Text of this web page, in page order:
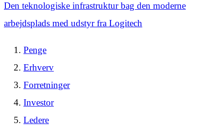
Den teknologiske infrastruktur bag den moderne
arbejdsplads med udstyr fra Logitech
Penge
Erhverv
Forretninger
Investor
Ledere